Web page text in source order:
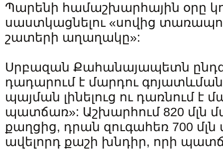
Պարենի համաշխարհային օրը
սաստկացնելու «սովից
շատերի աղաղակը»:
Սրբազան Քահանայապետն
դադարում է մարդու
պայման լինելուց ու դառնում է
պատճառ»: Աշխարհում 820 մլն
քաղցից, դրան զուգահեռ 700 մլն
ավելորդ քաշի խնդիր, որի